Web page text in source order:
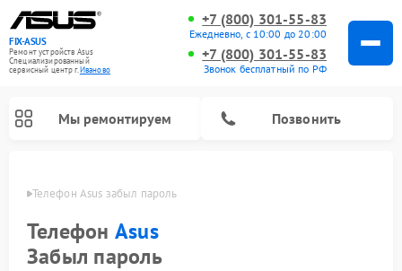
FIX-ASUS
Ремонт устройств Asus
Специализированный
cервисный центр г.Иваново
+7 (800) 301-55-83
Ежедневно, с 10:00 до 20:00
+7 (800) 301-55-83
Звонок бесплатный по РФ
Мы ремонтируем Позвонить
Телефон Asus забыл пароль
Телефон Asus
Забыл пароль